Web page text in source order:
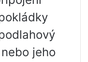
jeho